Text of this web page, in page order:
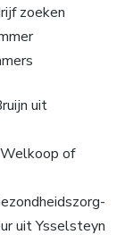
zoeken
uit
of
uit Ysselsteyn